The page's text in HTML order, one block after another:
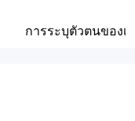
การระบุตัวตนของเ